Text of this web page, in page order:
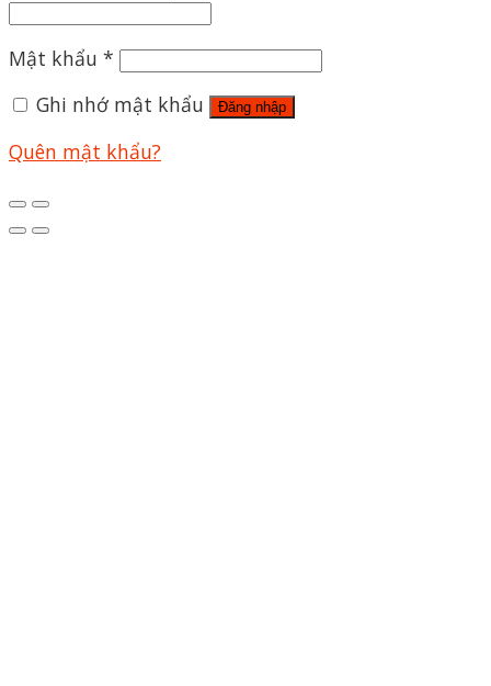
Mật khẩu *
Ghi nhớ mật khẩu
Đăng nhập
Quên mật khẩu?